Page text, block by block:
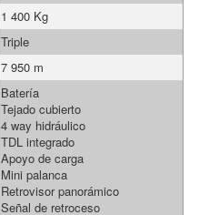
1 400 Kg
Triple
7 950 m
Batería
Tejado cubierto
4 way hidráulico
TDL integrado
Apoyo de carga
Mini palanca
Retrovisor panorámico
Señal de retroceso